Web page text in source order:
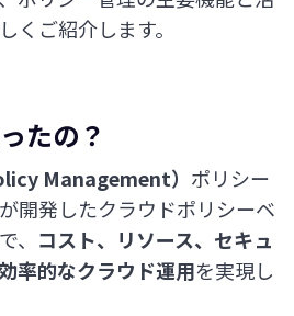
くご紹介します。
たの？
Management） ポリシー
開発したクラウドポリシーベ
コスト、リソース、セキュ
率的なクラウド運用を実現し